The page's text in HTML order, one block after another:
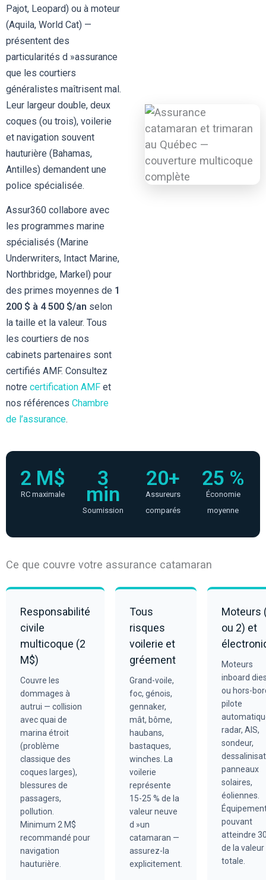
Pajot, Leopard) ou à moteur
(Aquila, World Cat) —
présentent des
particularités d »assurance
que les courtiers
généralistes maîtrisent mal.
Leur largeur double, deux
coques (ou trois), voilerie
et navigation souvent
hauturière (Bahamas,
Antilles) demandent une
police spécialisée.
Assur360 collabore avec
les programmes marine
spécialisés (Marine
Underwriters, Intact Marine,
Northbridge, Markel) pour
des primes moyennes de 1
200 $ à 4 500 $/an selon
la taille et la valeur. Tous
les courtiers de nos
cabinets partenaires sont
certifiés AMF. Consultez
notre certification AMFet
nos références Chambre
de l’assurance.
2 M$
RC maximale
3
min
Soumission
20+
Assureurs
comparés
25 %
Économie
moyenne
Ce que couvre votre assurance catamaran
Responsabilité
civile
multicoque (2
M$)
Couvre les
dommages à
autrui — collision
avec quai de
marina étroit
(problème
classique des
coques larges),
blessures de
passagers,
pollution.
Minimum 2 M$
recommandé pour
navigation
hauturière.
Tous
risques
voilerie et
gréement
Grand-voile,
foc, génois,
gennaker,
mât, bôme,
haubans,
bastaques,
winches. La
voilerie
représente
15-25 % de la
valeur neuve
d »un
catamaran —
assurez-la
explicitement.
Moteurs
ou 2) et
Moteurs
inboard
ou hors-
pilote
radar, AIS,
sondeur,
panneaux
solaires,
éoliennes.
pouvant
atteindre
de la valeur
totale.